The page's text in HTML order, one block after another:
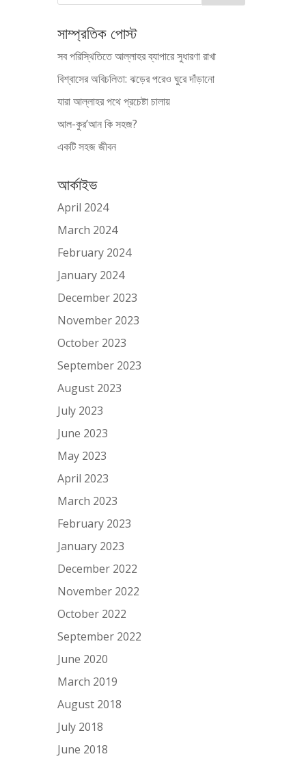
সাম্প্রতিক পোস্ট
সব পরিস্থিতিতে আল্লাহর ব্যাপারে সুধারণা রাখা
বিশ্বাসের অবিচলিতা: ঝড়ের পরেও ঘুরে দাঁড়ানো
যারা আল্লাহর পথে প্রচেষ্টা চালায়
আল-কুর’আন কি সহজ?
একটি সহজ জীবন
আর্কাইভ
April 2024
March 2024
February 2024
January 2024
December 2023
November 2023
October 2023
September 2023
August 2023
July 2023
June 2023
May 2023
April 2023
March 2023
February 2023
January 2023
December 2022
November 2022
October 2022
September 2022
June 2020
March 2019
August 2018
July 2018
June 2018